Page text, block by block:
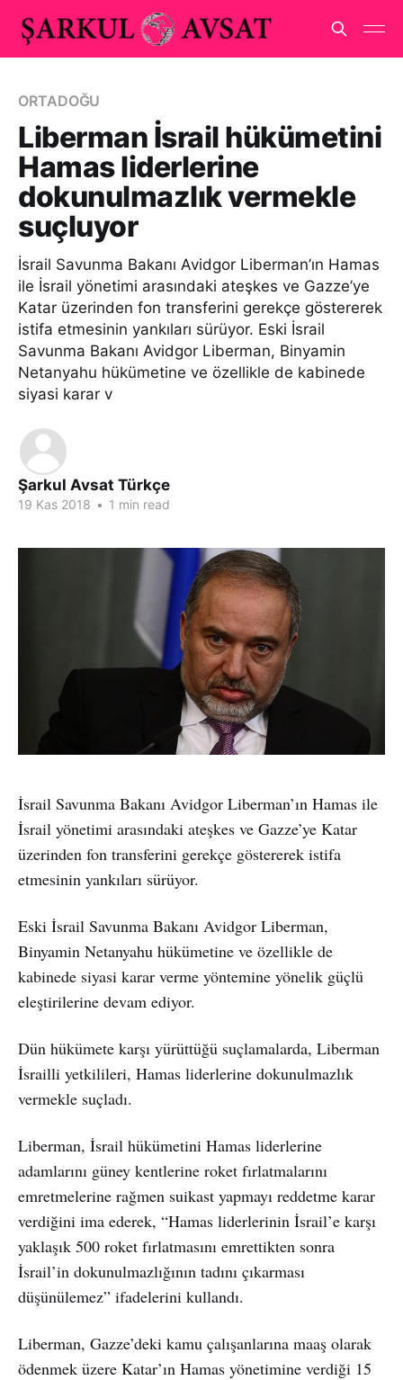
ORTADOĞU
Liberman İsrail hükümetini
Hamas liderlerine
dokunulmazlık vermekle
suçluyor
İsrail Savunma Bakanı Avidgor Liberman’ın Hamas
ile İsrail yönetimi arasındaki ateşkes ve Gazze’ye
Katar üzerinden fon transferini gerekçe göstererek
istifa etmesinin yankıları sürüyor. Eski İsrail
Savunma Bakanı Avidgor Liberman, Binyamin
Netanyahu hükümetine ve özellikle de kabinede
siyasi karar v
Şarkul Avsat Türkçe
19 Kas 2018 • 1 min read
İsrail Savunma Bakanı Avidgor Liberman’ın Hamas ile
İsrail yönetimi arasındaki ateşkes ve Gazze’ye Katar
üzerinden fon transferini gerekçe göstererek istifa
etmesinin yankıları sürüyor.
Eski İsrail Savunma Bakanı Avidgor Liberman,
Binyamin Netanyahu hükümetine ve özellikle de
kabinede siyasi karar verme yöntemine yönelik güçlü
eleştirilerine devam ediyor.
Dün hükümete karşı yürüttüğü suçlamalarda, Liberman
İsrailli yetkilileri, Hamas liderlerine dokunulmazlık
vermekle suçladı.
Liberman, İsrail hükümetini Hamas liderlerine
adamlarını güney kentlerine roket fırlatmalarını
emretmelerine rağmen suikast yapmayı reddetme karar
verdiğini ima ederek, “Hamas liderlerinin İsrail’e karşı
yaklaşık 500 roket fırlatmasını emrettikten sonra
İsrail’in dokunulmazlığının tadını çıkarması
düşünülemez” ifadelerini kullandı.
Liberman, Gazze’deki kamu çalışanlarına maaş olarak
ödenmek üzere Katar’ın Hamas yönetimine verdiği 15